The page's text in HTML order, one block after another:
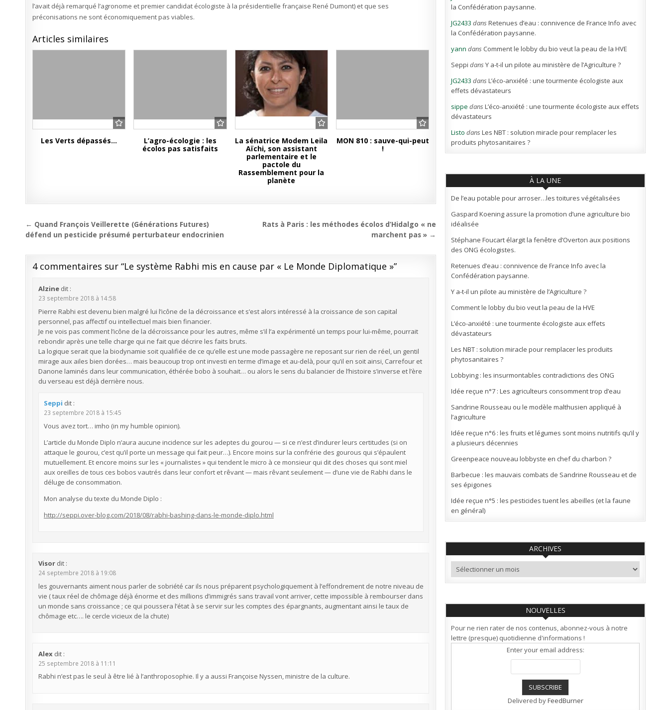
l’avait déjà remarqué l’agronome et premier candidat écologiste à la présidentielle française René Dumont) et que ses
préconisations ne sont économiquement pas viables.
Articles similaires
Les Verts dépassés…
L’agro-écologie : les
écolos pas satisfaits
La sénatrice Modem Leila
Aïchi, son assistant
parlementaire et le
pactole du
Rassemblement pour la
planète
MON 810 : sauve-qui-peut
!
Navigation
de
l’article
Rats à Paris : les méthodes écolos d’Hidalgo « ne
marchent pas » →
← Quand François Veillerette (Générations Futures)
défend un pesticide présumé perturbateur endocrinien
4 commentaires sur “Le système Rabhi mis en cause par « Le Monde Diplomatique »”
Alzine dit :
23 septembre 2018 à 14:58
Pierre Rabhi est devenu bien malgré lui l’icône de la décroissance et s’est alors intéressé à la croissance de son capital
personnel, pas affectif ou intellectuel mais bien financier.
Je ne vois pas comment l’icône de la décroissance pour les autres, même s’il l’a expérimenté un temps pour lui-même, pourrait
rebondir après une telle charge qui ne fait que décrire les faits bruts.
La logique serait que la biodynamie soit qualifiée de ce qu’elle est une mode passagère ne reposant sur rien de réel, un gentil
mirage aux ailes bien dorées… mais beaucoup trop ont investi en terme d’image et au-delà, pour qu’il en soit ainsi, Carrefour et
Danone laminés dans leur communication, éthérée bobo à souhait… ou alors le sens du balancier de l’histoire s’inverse et l’ère
du verseau est déjà derrière nous.
Seppi dit :
23 septembre 2018 à 15:45
Vous avez tort… imho (in my humble opinion).
L’article du Monde Diplo n’aura aucune incidence sur les adeptes du gourou — si ce n’est d’indurer leurs certitudes (si on
attaque le gourou, c’est qu’il porte un message qui fait peur…). Encore moins sur la confrérie des gourous qui s’épaulent
mutuellement. Et encore moins sur les « journalistes » qui tendent le micro à ce monsieur qui dit des choses qui sont miel
aux oreilles de tous ces bobos vautrés dans leur confort et rêvant — mais rêvant seulement — d’une vie de Rabhi dans le
déluge de consommation.
Mon analyse du texte du Monde Diplo :
http://seppi.over-blog.com/2018/08/rabhi-bashing-dans-le-monde-diplo.html
Visor dit :
24 septembre 2018 à 19:08
les gouvernants aiment nous parler de sobriété car ils nous préparent psychologiquement à l’effondrement de notre niveau de
vie ( taux réel de chômage déjà énorme et des millions d’immigrés sans travail vont arriver, cette impossible à rembourser dans
un monde sans croissance ; ce qui poussera l’état à se servir sur les comptes des épargnants, augmentant ainsi le taux de
chômage etc…. le cercle vicieux de la chute)
Alex dit :
25 septembre 2018 à 11:11
Rabhi n’est pas le seul à être lié à l’anthroposophie. Il y a aussi Françoise Nyssen, ministre de la culture.
la Confédération paysanne.
JG2433 dansRetenues d’eau : connivence de France Info avec
la Confédération paysanne.
yann dans Comment le lobby du bio veut la peau de la HVE
Seppi dansY a-t-il un pilote au ministère de l’Agriculture ?
JG2433 dansL’éco-anxiété : une tourmente écologiste aux
effets dévastateurs
sippe dansL’éco-anxiété : une tourmente écologiste aux effets
dévastateurs
Listo dansLes NBT : solution miracle pour remplacer les
produits phytosanitaires ?
À LA UNE
De l’eau potable pour arroser…les toitures végétalisées
Gaspard Koening assure la promotion d’une agriculture bio
idéalisée
Stéphane Foucart élargit la fenêtre d’Overton aux positions
des ONG écologistes.
Retenues d’eau : connivence de France Info avec la
Confédération paysanne.
Y a-t-il un pilote au ministère de l’Agriculture ?
Comment le lobby du bio veut la peau de la HVE
L’éco-anxiété : une tourmente écologiste aux effets
dévastateurs
Les NBT : solution miracle pour remplacer les produits
phytosanitaires ?
Lobbying : les insurmontables contradictions des ONG
Idée reçue n°7 : Les agriculteurs consomment trop d’eau
Sandrine Rousseau ou le modèle malthusien appliqué à
l’agriculture
Idée reçue n°6 : les fruits et légumes sont moins nutritifs qu’il y
a plusieurs décennies
Greenpeace nouveau lobbyste en chef du charbon ?
Barbecue : les mauvais combats de Sandrine Rousseau et de
ses épigones
Idée reçue n°5 : les pesticides tuent les abeilles (et la faune
en général)
ARCHIVES
Archives
NOUVELLES
Pour ne rien rater de nos contenus, abonnez-vous à notre
lettre (presque) quotidienne d'informations !
Enter your email address:
Delivered byFeedBurner